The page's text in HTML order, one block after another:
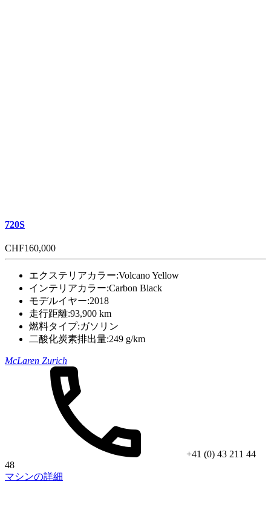
720S
CHF160,000
エクステリアカラー:Volcano Yellow
インテリアカラー:Carbon Black
モデルイヤー:2018
走行距離:93,900 km
燃料タイプ:ガソリン
二酸化炭素排出量:249 g/km
McLaren Zurich
+41 (0) 43 211 44
48
マシンの詳細